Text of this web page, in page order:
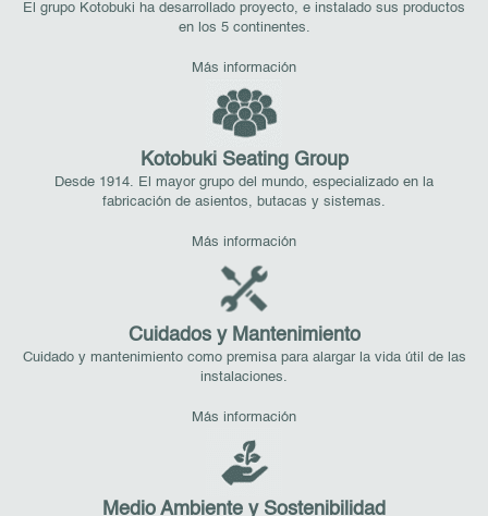
El grupo Kotobuki ha desarrollado proyecto, e instalado sus productos
en los 5 continentes.
Más información
Kotobuki Seating Group
Desde 1914. El mayor grupo del mundo, especializado en la
fabricación de asientos, butacas y sistemas.
Más información
Cuidados y Mantenimiento
Cuidado y mantenimiento como premisa para alargar la vida útil de las
instalaciones.
Más información
Medio Ambiente y Sostenibilidad